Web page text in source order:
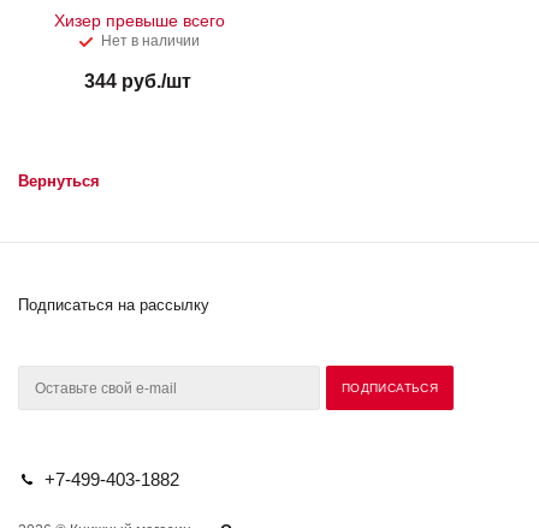
Хизер превыше всего
Нет в наличии
344руб./шт
Вернуться
Подписаться на рассылку
+7-499-403-1882